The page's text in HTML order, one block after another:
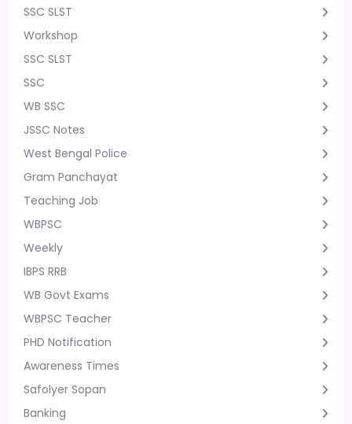
SSC SLST
Workshop
SSC SLST
SSC
WB SSC
JSSC Notes
West Bengal Police
Gram Panchayat
Teaching Job
WBPSC
Weekly
IBPS RRB
WB Govt Exams
WBPSC Teacher
PHD Notification
Awareness Times
Safolyer Sopan
Banking